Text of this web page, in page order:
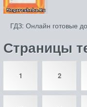
ГДЗ: Онлайн готовые
Страницы
1 2